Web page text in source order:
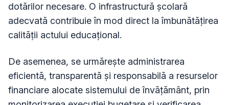
dotărilor necesare. O infrastructură școlară
adecvată contribuie în mod direct la îmbunătățirea
calității actului educațional.
De asemenea, se urmărește administrarea
eficientă, transparentă și responsabilă a resurselor
financiare alocate sistemului de învățământ, prin